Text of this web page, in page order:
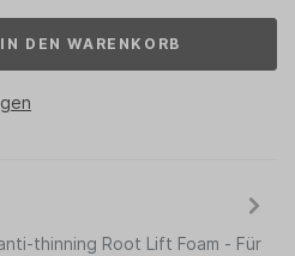
IN DEN WARENKORB
thinning Root Lift Foam - Für